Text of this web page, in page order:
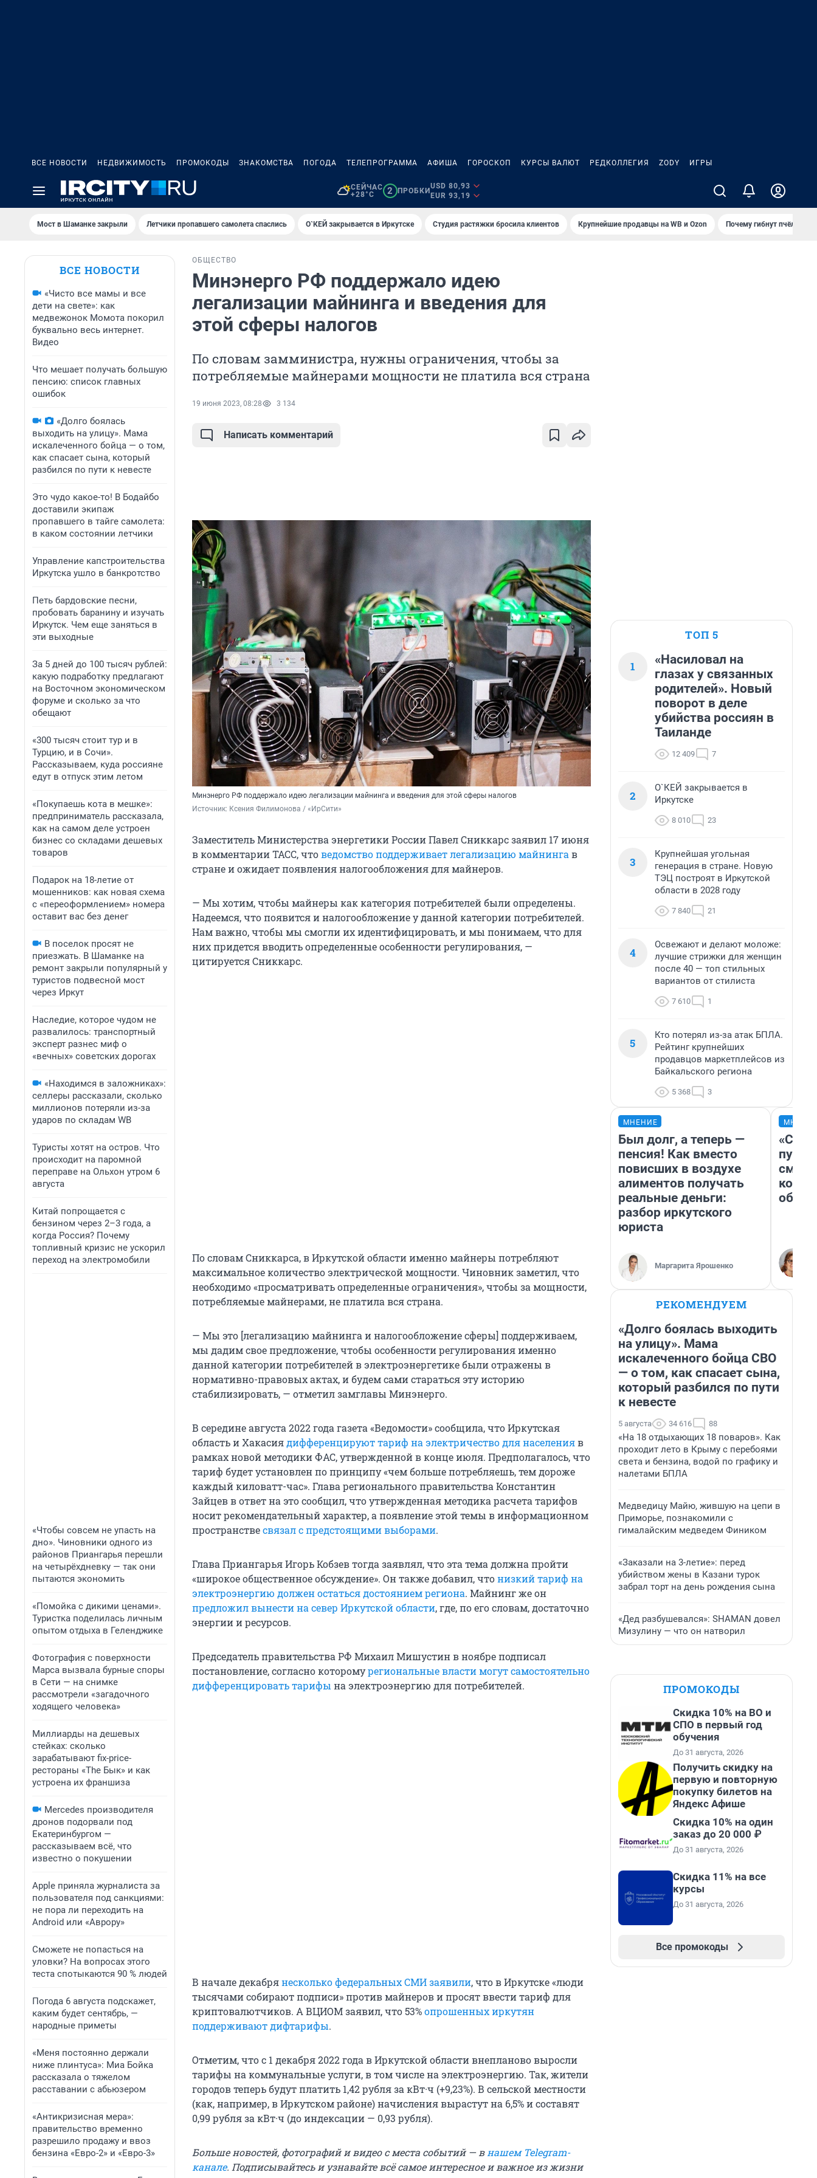
ВСЕ НОВОСТИ НЕДВИЖИМОСТЬ ПРОМОКОДЫ ЗНАКОМСТВА ПОГОДА ТЕЛЕПРОГРАММА АФИША ГОРОСКОП КУРСЫ ВАЛЮТ РЕДКОЛЛЕГИЯ ZODY ИГРЫ
СЕЙЧАС
+28°C
2 ПРОБКИ
USD 80,93
EUR 93,19
Мост в Шаманке закрыли Летчики пропавшего самолета спаслись О`КЕЙ закрывается в Иркутске Студия растяжки бросила клиентов Крупнейшие продавцы на WB и Ozon Почему гибнут пчёлы?
ВСЕ НОВОСТИ
«Чисто все мамы и все
дети на свете»: как
медвежонок Момота покорил
буквально весь интернет.
Видео
Что мешает получать большую
пенсию: список главных
ошибок
«Долго боялась
выходить на улицу». Мама
искалеченного бойца — о том,
как спасает сына, который
разбился по пути к невесте
Это чудо какое-то! В Бодайбо
доставили экипаж
пропавшего в тайге самолета:
в каком состоянии летчики
Управление капстроительства
Иркутска ушло в банкротство
Петь бардовские песни,
пробовать баранину и изучать
Иркутск. Чем еще заняться в
эти выходные
За 5 дней до 100 тысяч рублей:
какую подработку предлагают
на Восточном экономическом
форуме и сколько за что
обещают
«300 тысяч стоит тур и в
Турцию, и в Сочи».
Рассказываем, куда россияне
едут в отпуск этим летом
«Покупаешь кота в мешке»:
предприниматель рассказала,
как на самом деле устроен
бизнес со складами дешевых
товаров
Подарок на 18-летие от
мошенников: как новая схема
с «переоформлением» номера
оставит вас без денег
В поселок просят не
приезжать. В Шаманке на
ремонт закрыли популярный у
туристов подвесной мост
через Иркут
Наследие, которое чудом не
развалилось: транспортный
эксперт разнес миф о
«вечных» советских дорогах
«Находимся в заложниках»:
селлеры рассказали, сколько
миллионов потеряли из-за
ударов по складам WB
Туристы хотят на остров. Что
происходит на паромной
переправе на Ольхон утром 6
августа
Китай попрощается с
бензином через 2–3 года, а
когда Россия? Почему
топливный кризис не ускорил
переход на электромобили
«Чтобы совсем не упасть на
дно». Чиновники одного из
районов Приангарья перешли
на четырёхдневку — так они
пытаются экономить
«Помойка с дикими ценами».
Туристка поделилась личным
опытом отдыха в Геленджике
Фотография с поверхности
Марса вызвала бурные споры
в Сети — на снимке
рассмотрели «загадочного
ходящего человека»
Миллиарды на дешевых
стейках: сколько
зарабатывают fix-price-
рестораны «The Бык» и как
устроена их франшиза
Mercedes производителя
дронов подорвали под
Екатеринбургом —
рассказываем всё, что
известно о покушении
Apple приняла журналиста за
пользователя под санкциями:
не пора ли переходить на
Android или «Аврору»
Сможете не попасться на
уловки? На вопросах этого
теста спотыкаются 90 % людей
Погода 6 августа подскажет,
каким будет сентябрь, —
народные приметы
«Меня постоянно держали
ниже плинтуса»: Миа Бойка
рассказала о тяжелом
расставании с абьюзером
«Антикризисная мера»:
правительство временно
разрешило продажу и ввоз
бензина «Евро-2» и «Евро-3»
ОБЩЕСТВО
Минэнерго РФ поддержало идею
легализации майнинга и введения для
этой сферы налогов
По словам замминистра, нужны ограничения, чтобы за
потребляемые майнерами мощности не платила вся страна
19 июня 2023, 08:28 3 134
Написать комментарий
Минэнерго РФ поддержало идею легализации майнинга и введения для этой сферы налогов
Источник: Ксения Филимонова / «ИрСити»
Заместитель Министерства энергетики России Павел Сниккарс заявил 17 июня
в комментарии ТАСС, чтоведомство поддерживает легализацию майнинга в
стране и ожидает появления налогообложения для майнеров.
— Мы хотим, чтобы майнеры как категория потребителей были определены.
Надеемся, что появится и налогообложение у данной категории потребителей.
Нам важно, чтобы мы смогли их идентифицировать, и мы понимаем, что для
них придется вводить определенные особенности регулирования, —
цитируется Сниккарс.
По словам Сниккарса, в Иркутской области именно майнеры потребляют
максимальное количество электрической мощности. Чиновник заметил, что
необходимо «просматривать определенные ограничения», чтобы за мощности,
потребляемые майнерами, не платила вся страна.
— Мы это [легализацию майнинга и налогообложение сферы] поддерживаем,
мы дадим свое предложение, чтобы особенности регулирования именно
данной категории потребителей в электроэнергетике были отражены в
нормативно-правовых актах, и будем сами стараться эту историю
стабилизировать, — отметил замглавы Минэнерго.
В середине августа 2022 года газета «Ведомости» сообщила, что Иркутская
область и Хакасиядифференцируют тариф на электричество для населенияв
рамках новой методики ФАС, утвержденной в конце июля. Предполагалось, что
тариф будет установлен по принципу «чем больше потребляешь, тем дороже
каждый киловатт-час». Глава регионального правительства Константин
Зайцев в ответ на это сообщил, что утвержденная методика расчета тарифов
носит рекомендательный характер, а появление этой темы в информационном
пространствесвязал с предстоящими выборами.
Глава Приангарья Игорь Кобзев тогда заявлял, что эта тема должна пройти
«широкое общественное обсуждение». Он также добавил, чтонизкий тариф на
электроэнергию должен остаться достоянием региона. Майнинг же он
предложил вынести на север Иркутской области, где, по его словам, достаточно
энергии и ресурсов.
Председатель правительства РФ Михаил Мишустин в ноябре подписал
постановление, согласно которомурегиональные власти могут самостоятельно
дифференцировать тарифы на электроэнергию для потребителей.
В начале декабрянесколько федеральных СМИ заявили, что в Иркутске «люди
тысячами собирают подписи» против майнеров и просят ввести тариф для
криптовалютчиков. А ВЦИОМ заявил, что 53%опрошенных иркутян
поддерживают дифтарифы.
Отметим, что с 1 декабря 2022 года в Иркутской области внепланово выросли
тарифы на коммунальные услуги, в том числе на электроэнергию. Так, жители
городов теперь будут платить 1,42 рубля за кВт·ч (+9,23%). В сельской местности
(как, например, в Иркутском районе) начисления вырастут на 6,5% и составят
0,99 рубля за кВт·ч (до индексации — 0,93 рубля).
Больше новостей, фотографий и видео с места событий — в нашем Telegram-
канале. Подписывайтесь и узнавайте всё самое интересное и важное из жизни
ТОП 5
1
«Насиловал на
глазах у связанных
родителей». Новый
поворот в деле
убийства россиян в
Таиланде
12 409 7
2
О`КЕЙ закрывается в
Иркутске
8 010 23
3
Крупнейшая угольная
генерация в стране. Новую
ТЭЦ построят в Иркутской
области в 2028 году
7 840 21
4
Освежают и делают моложе:
лучшие стрижки для женщин
после 40 — топ стильных
вариантов от стилиста
7 610 1
5
Кто потерял из-за атак БПЛА.
Рейтинг крупнейших
продавцов маркетплейсов из
Байкальского региона
5 368 3
МНЕНИЕ
Был долг, а теперь —
пенсия! Как вместо
повисших в воздухе
алиментов получать
реальные деньги:
разбор иркутского
юриста
Маргарита Ярошенко
РЕКОМЕНДУЕМ
«Долго боялась выходить
на улицу». Мама
искалеченного бойца СВО
— о том, как спасает сына,
который разбился по пути
к невесте
5 августа 34 616 88
«На 18 отдыхающих 18 поваров». Как
проходит лето в Крыму с перебоями
света и бензина, водой по графику и
налетами БПЛА
Медведицу Майю, жившую на цепи в
Приморье, познакомили с
гималайским медведем Фиником
«Заказали на 3-летие»: перед
убийством жены в Казани турок
забрал торт на день рождения сына
«Дед разбушевался»: SHAMAN довел
Мизулину — что он натворил
ПРОМОКОДЫ
Скидка 10% на ВО и
СПО в первый год
обучения
До 31 августа, 2026
Получить скидку на
первую и повторную
покупку билетов на
Яндекс Афише
Скидка 10% на один
заказ до 20 000 ₽
До 31 августа, 2026
Скидка 11% на все
курсы
До 31 августа, 2026
Все промокоды